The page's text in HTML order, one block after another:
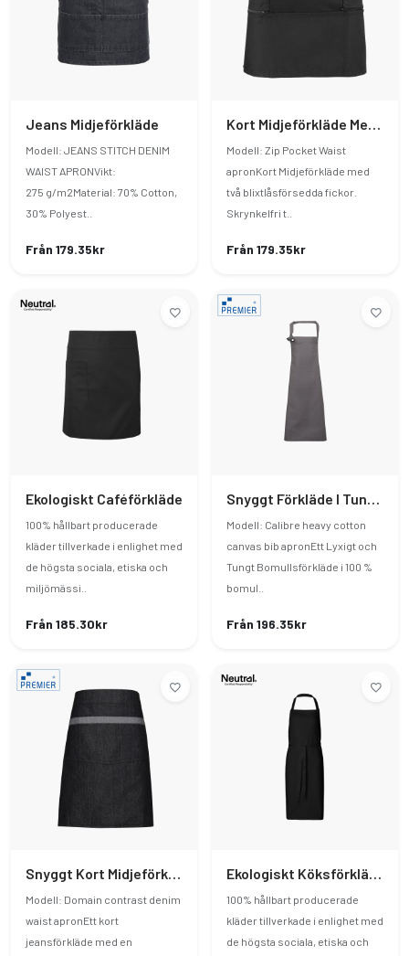
Jeans Midjeförkläde
Modell: JEANS STITCH DENIM
WAIST APRONVikt:
275 g/m2Material: 70% Cotton,
30% Polyest..
Från 179.35kr
Kort Midjeförkläde Med Ficka Och Blixtlås
Modell: Zip Pocket Waist
apronKort Midjeförkläde med
två blixtlåsförsedda fickor.
Skrynkelfri t..
Från 179.35kr
Ekologiskt Caféförkläde
100% hållbart producerade
kläder tillverkade i enlighet med
de högsta sociala, etiska och
miljömässi..
Från 185.30kr
Snyggt Förkläde I Tung Bomullscanvas
Modell: Calibre heavy cotton
canvas bib apronEtt Lyxigt och
Tungt Bomullsförkläde i 100 %
bomul..
Från 196.35kr
Snyggt Kort Midjeförkläde I Jeans Med Kontraster
Modell: Domain contrast denim
waist apronEtt kort
jeansförkläde med en
Ekologiskt Köksförkläde För Barn
100% hållbart producerade
kläder tillverkade i enlighet med
de högsta sociala, etiska och